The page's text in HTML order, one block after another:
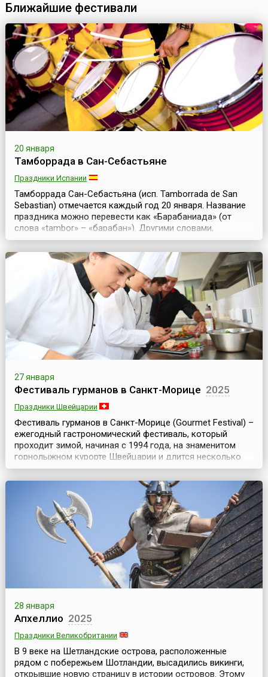
Ближайшие фестивали
20 января
Тамборрада в Сан-Себастьяне
Праздники Испании
Тамборрада Сан-Себастьяна (исп. Tamborrada de San
Sebastian) отмечается каждый год 20 января. Название
праздника можно перевести как «Барабаниада» (от
слова «tambor» – «барабан»). Другими словами,
Тамборрада – это день ударников и любых ударных
инструментов. Жители Сан-Себастьяна посвящают
праздник покровителю города – святому
Себастьяну.Существуют различные версии
происхождения этого праз...
27 января
Фестиваль гурманов в Санкт-Морице 2025
Праздники Швейцарии
Фестиваль гурманов в Санкт-Морице (Gourmet Festival) –
ежегодный гастрономический фестиваль, который
проходит зимой, начиная с 1994 года, на знаменитом
горнолыжном курорте Швейцарии и длится несколько
дней. Но с 2026 года его проведение решено перенести
на лето.Санкт-Мориц (St. Moritz) – красивый и
популярный курорт у подножия горы с прекрасными
пейзажами и развитой туристской инфраструктурой....
28 января
Апхеллио 2025
Праздники Великобритании
В 9 веке на Шетландские острова, расположенные
рядом с побережьем Шотландии, высадились викинги,
открывшие новую страницу в истории островов. Этому